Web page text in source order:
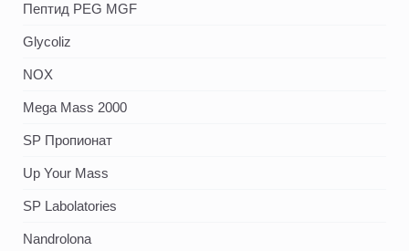
Пептид PEG MGF
Glycoliz
NOX
Mega Mass 2000
SP Пропионат
Up Your Mass
SP Labolatories
Nandrolona